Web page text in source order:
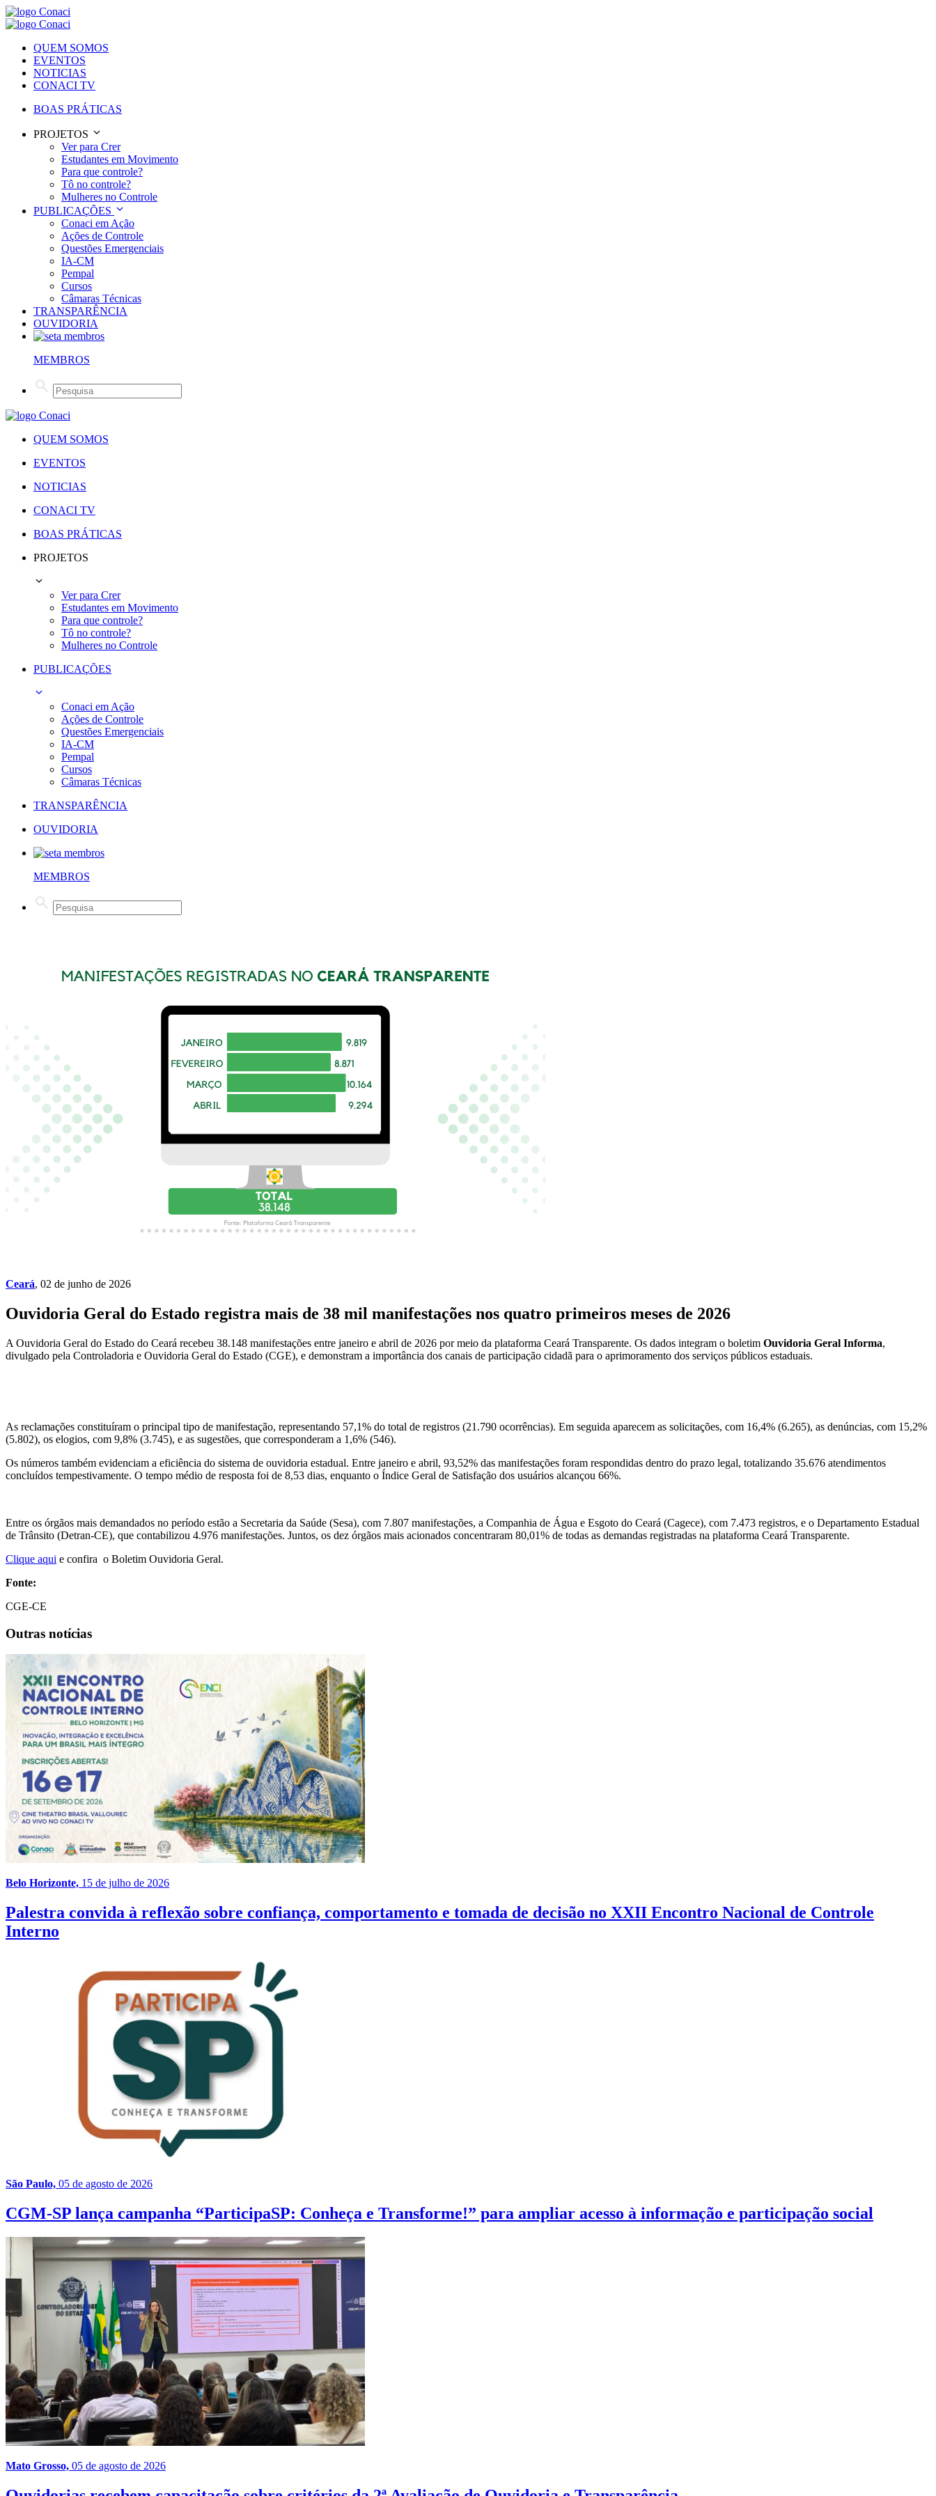
QUEM SOMOS
EVENTOS
NOTICIAS
CONACI TV
BOAS PRÁTICAS
PROJETOS
Ver para Crer
Estudantes em Movimento
Para que controle?
Tô no controle?
Mulheres no Controle
PUBLICAÇÕES
Conaci em Ação
Ações de Controle
Questões Emergenciais
IA-CM
Pempal
Cursos
Câmaras Técnicas
TRANSPARÊNCIA
OUVIDORIA
MEMBROS
QUEM SOMOS
EVENTOS
NOTICIAS
CONACI TV
BOAS PRÁTICAS
PROJETOS
Ver para Crer
Estudantes em Movimento
Para que controle?
Tô no controle?
Mulheres no Controle
PUBLICAÇÕES
Conaci em Ação
Ações de Controle
Questões Emergenciais
IA-CM
Pempal
Cursos
Câmaras Técnicas
TRANSPARÊNCIA
OUVIDORIA
MEMBROS
Ceará, 02 de junho de 2026
Ouvidoria Geral do Estado registra mais de 38 mil manifestações nos quatro primeiros meses de 2026
A Ouvidoria Geral do Estado do Ceará recebeu 38.148 manifestações entre janeiro e abril de 2026 por meio da plataforma Ceará Transparente. Os dados integram o boletim Ouvidoria Geral Informa,
divulgado pela Controladoria e Ouvidoria Geral do Estado (CGE), e demonstram a importância dos canais de participação cidadã para o aprimoramento dos serviços públicos estaduais.
As reclamações constituíram o principal tipo de manifestação, representando 57,1% do total de registros (21.790 ocorrências). Em seguida aparecem as solicitações, com 16,4% (6.265), as denúncias, com 15,2%
(5.802), os elogios, com 9,8% (3.745), e as sugestões, que corresponderam a 1,6% (546).
Os números também evidenciam a eficiência do sistema de ouvidoria estadual. Entre janeiro e abril, 93,52% das manifestações foram respondidas dentro do prazo legal, totalizando 35.676 atendimentos
concluídos tempestivamente. O tempo médio de resposta foi de 8,53 dias, enquanto o Índice Geral de Satisfação dos usuários alcançou 66%.
Entre os órgãos mais demandados no período estão a Secretaria da Saúde (Sesa), com 7.807 manifestações, a Companhia de Água e Esgoto do Ceará (Cagece), com 7.473 registros, e o Departamento Estadual
de Trânsito (Detran-CE), que contabilizou 4.976 manifestações. Juntos, os dez órgãos mais acionados concentraram 80,01% de todas as demandas registradas na plataforma Ceará Transparente.
Clique aqui e confira o Boletim Ouvidoria Geral.
Fonte:
CGE-CE
Outras notícias
Belo Horizonte, 15 de julho de 2026
Palestra convida à reflexão sobre confiança, comportamento e tomada de decisão no XXII Encontro Nacional de Controle
Interno
São Paulo, 05 de agosto de 2026
CGM-SP lança campanha “ParticipaSP: Conheça e Transforme!” para ampliar acesso à informação e participação social
Mato Grosso, 05 de agosto de 2026